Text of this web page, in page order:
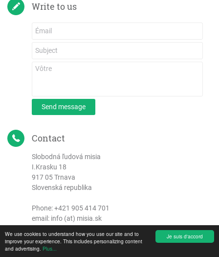
Je suis d'accord
We use cookies to understand how you use our site and to
improve your experience. This includes personalizing content
and advertising. Plus...
Write to us
Send message
Contact
Slobodná ľudová misia
I.Krasku 18
917 05 Trnava
Slovenská republika
Phone:+421 905 414 701
email: info (at) misia.sk